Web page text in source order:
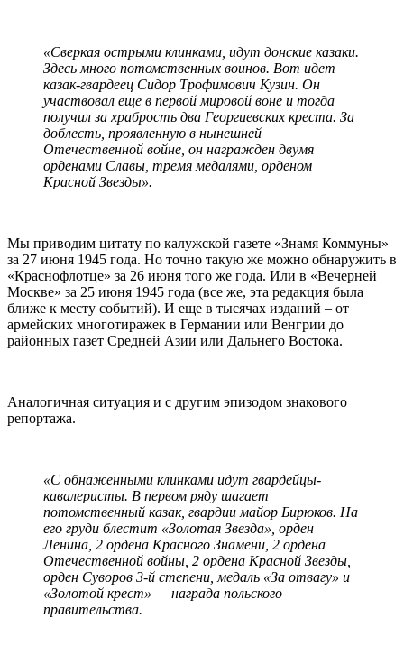
«Сверкая острыми клинками, идут донские казаки.
Здесь много потомственных воинов. Вот идет
казак-гвардеец Сидор Трофимович Кузин. Он
участвовал еще в первой мировой воне и тогда
получил за храбрость два Георгиевских креста. За
доблесть, проявленную в нынешней
Отечественной войне, он награжден двумя
орденами Славы, тремя медалями, орденом
Красной Звезды».
Мы приводим цитату по калужской газете «Знамя Коммуны»
за 27 июня 1945 года. Но точно такую же можно обнаружить в
«Краснофлотце» за 26 июня того же года. Или в «Вечерней
Москве» за 25 июня 1945 года (все же, эта редакция была
ближе к месту событий). И еще в тысячах изданий – от
армейских многотиражек в Германии или Венгрии до
районных газет Средней Азии или Дальнего Востока.
Аналогичная ситуация и с другим эпизодом знакового
репортажа.
«С обнаженными клинками идут гвардейцы-
кавалеристы. В первом ряду шагает
потомственный казак, гвардии майор Бирюков. На
его груди блестит «Золотая Звезда», орден
Ленина, 2 ордена Красного Знамени, 2 ордена
Отечественной войны, 2 ордена Красной Звезды,
орден Суворов 3-й степени, медаль «За отвагу» и
«Золотой крест» — награда польского
правительства.